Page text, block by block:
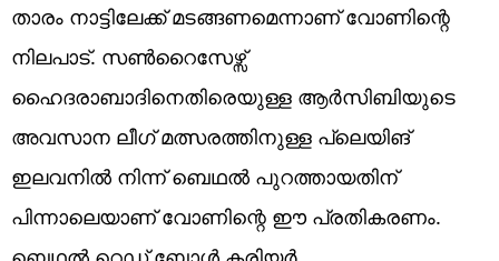
താരം നാട്ടിലേക്ക് മടങ്ങണമെന്നാണ് വോണിന്റെ
നിലപാട്. സൺറൈസേഴ്സ്
ഹൈദരാബാദിനെതിരെയുള്ള ആർസിബിയുടെ
അവസാന ലീഗ് മത്സരത്തിനുള്ള പ്ലെയിങ്
ഇലവനിൽ നിന്ന് ബെഥൽ പുറത്തായതിന്
പിന്നാലെയാണ് വോണിന്റെ ഈ പ്രതികരണം.